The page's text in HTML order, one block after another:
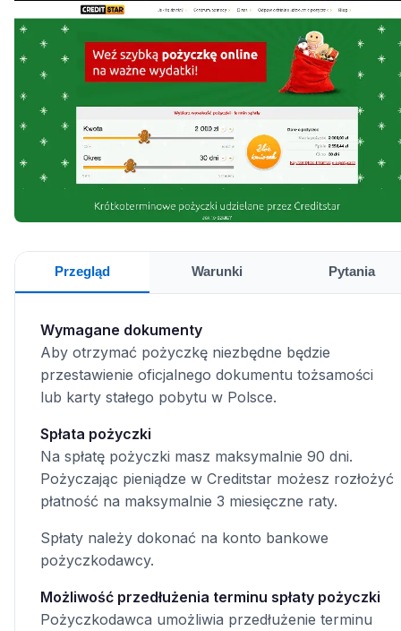
Przegląd Warunki Pytania
Wymagane dokumenty
Aby otrzymać pożyczkę niezbędne będzie
przestawienie oficjalnego dokumentu tożsamości
lub karty stałego pobytu w Polsce.
Spłata pożyczki
Na spłatę pożyczki masz maksymalnie 90 dni.
Pożyczając pieniądze w Creditstar możesz rozłożyć
płatność na maksymalnie 3 miesięczne raty.
Spłaty należy dokonać na konto bankowe
pożyczkodawcy.
Możliwość przedłużenia terminu spłaty pożyczki
Pożyczkodawca umożliwia przedłużenie terminu